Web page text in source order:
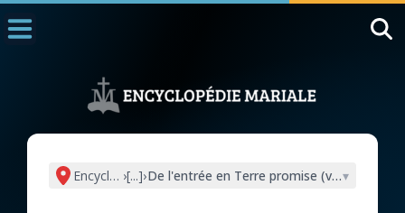
Encyclopédie mariale
›[...]›De l'entrée en Terre promise (vers 1200 av.
▾